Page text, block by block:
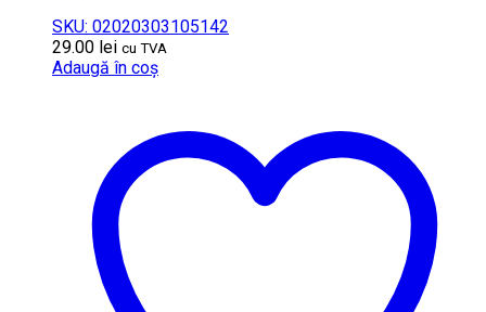
SKU: 02020303105142
29.00 lei cu TVA
Adaugă în coș